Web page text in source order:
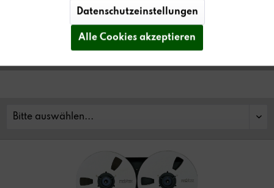
uns auf. Classic Service:service@revox.de
Datenschutzeinstellungen
Alle Cookies akzeptieren